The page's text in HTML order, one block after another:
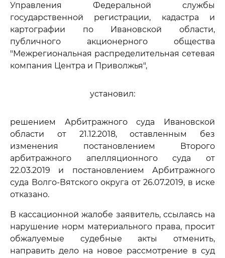
Управления Федеральной службы
государственной регистрации, кадастра и
картографии по Ивановской области,
публичного акционерного общества
"Межрегиональная распределительная сетевая
компания Центра и Приволжья",
установил:
решением Арбитражного суда Ивановской
области от 21.12.2018, оставленным без
изменения постановлением Второго
арбитражного апелляционного суда от
22.03.2019 и постановлением Арбитражного
суда Волго-Вятского округа от 26.07.2019, в иске
отказано.
В кассационной жалобе заявитель, ссылаясь на
нарушение норм материального права, просит
обжалуемые судебные акты отменить,
направить дело на новое рассмотрение в суд